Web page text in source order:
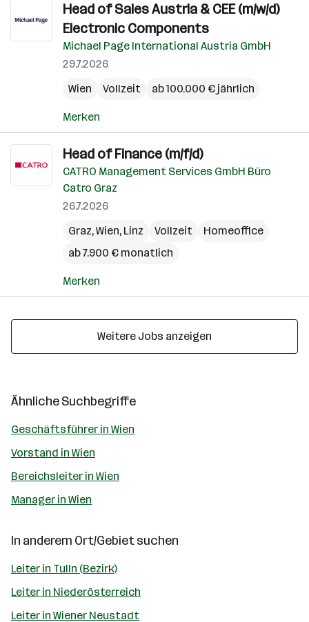
Head of Sales Austria & CEE (m/w/d)
Electronic Components
Michael Page International Austria GmbH
29.7.2026
Wien
Vollzeit ab 100.000 € jährlich
Merken
Head of Finance (m/f/d)
CATRO Management Services GmbH Büro
Catro Graz
26.7.2026
Graz,Wien, Linz Vollzeit
Homeoffice
ab 7.900 € monatlich
Merken
Weitere Jobs anzeigen
Ähnliche Suchbegriffe
Geschäftsführer in Wien
Vorstand in Wien
Bereichsleiter in Wien
Manager in Wien
In anderem Ort/Gebiet suchen
Leiter in Tulln (Bezirk)
Leiter in Niederösterreich
Leiter in Wiener Neustadt